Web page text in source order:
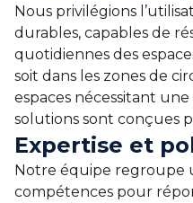
Nous privilégions
durables, capables de
quotidiennes des
soit dans les zones de
espaces nécessitant
solutions sont conçues
Expertise et
Notre équipe regroupe
compétences pour